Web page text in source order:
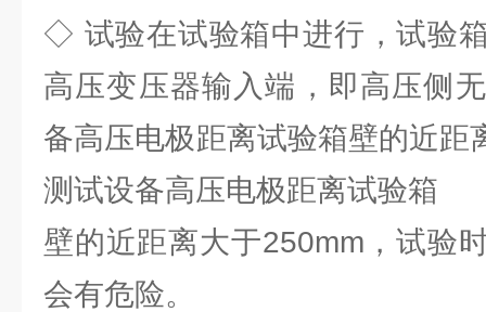
◇ 试验在试验箱中进行，试验
高压变压器输入端，即高压侧
备高压电极距离试验箱壁的近距
测试设备高压电极距离试验箱
壁的近距离大于250mm，试验
会有危险。